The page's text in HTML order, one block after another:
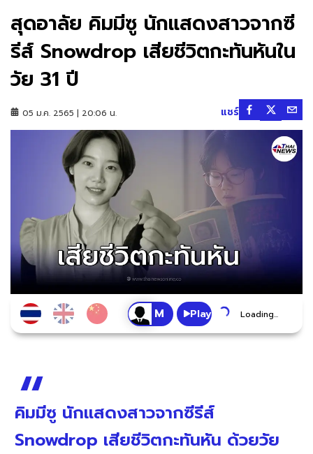
สุดอาลัย คิมมีซู นักแสดงสาวจากซี
รีส์ Snowdrop เสียชีวิตกะทันหันใน
วัย 31 ปี
05 ม.ค. 2565 | 20:06 น. แชร์
Play Loading...
คิมมีซู นักแสดงสาวจากซีรีส์
Snowdrop เสียชีวิตกะทันหัน ด้วยวัย